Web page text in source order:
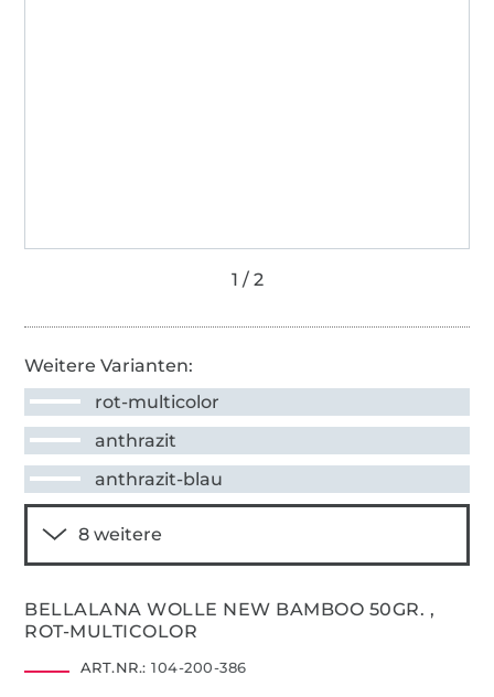
Weitere Varianten:
rot-multicolor
anthrazit
anthrazit-blau
BELLALANA WOLLE NEW BAMBOO 50GR. ,
ROT-MULTICOLOR
ART.NR.: 104-200-386